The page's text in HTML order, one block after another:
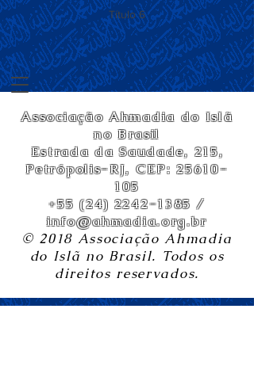
Título 6
Associação Ahmadia do Islã
no Brasil
Estrada da Saudade, 215,
Petrópolis-RJ, CEP:25610-
105
+55 (24) 2242-1385 /
info@ahmadia.org.br
© 2018 Associação Ahmadia
do Islã no Brasil. Todos os
direitos reservados.